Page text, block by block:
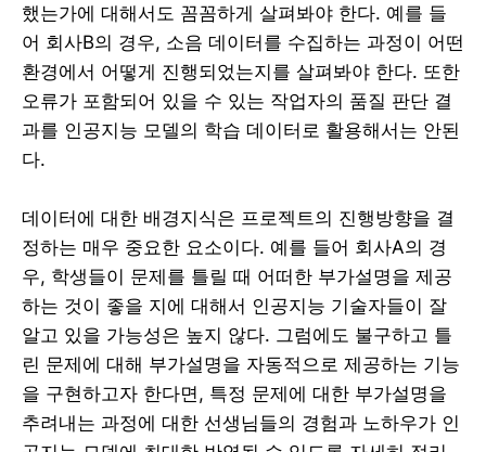
했는가에 대해서도 꼼꼼하게 살펴봐야 한다. 예를 들
어 회사B의 경우, 소음 데이터를 수집하는 과정이 어떤
환경에서 어떻게 진행되었는지를 살펴봐야 한다. 또한
오류가 포함되어 있을 수 있는 작업자의 품질 판단 결
과를 인공지능 모델의 학습 데이터로 활용해서는 안된
다.
데이터에 대한 배경지식은 프로젝트의 진행방향을 결
정하는 매우 중요한 요소이다. 예를 들어 회사A의 경
우, 학생들이 문제를 틀릴 때 어떠한 부가설명을 제공
하는 것이 좋을 지에 대해서 인공지능 기술자들이 잘
알고 있을 가능성은 높지 않다. 그럼에도 불구하고 틀
린 문제에 대해 부가설명을 자동적으로 제공하는 기능
을 구현하고자 한다면, 특정 문제에 대한 부가설명을
추려내는 과정에 대한 선생님들의 경험과 노하우가 인